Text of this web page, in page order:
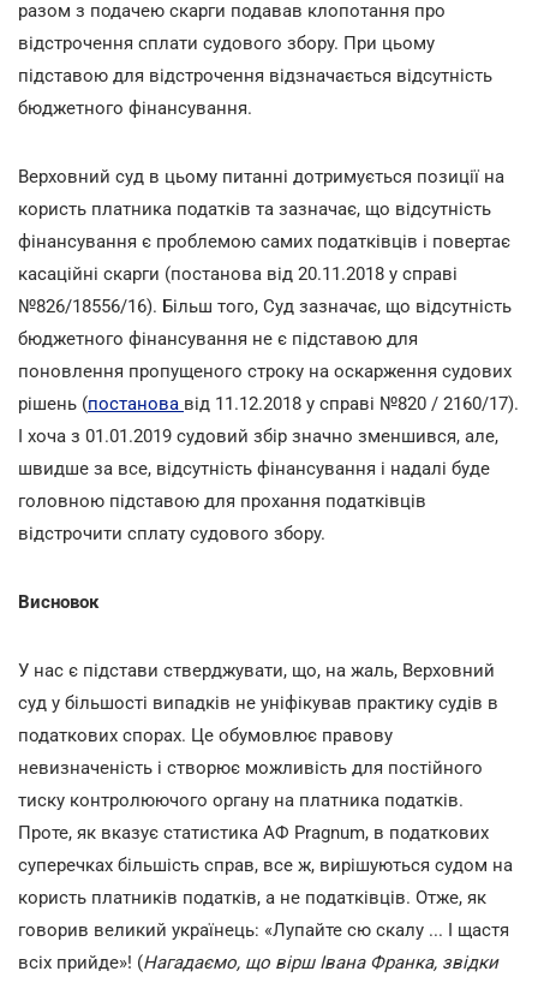
разом з подачею скарги подавав клопотання про
відстрочення сплати судового збору. При цьому
підставою для відстрочення відзначається відсутність
бюджетного фінансування.
Верховний суд в цьому питанні дотримується позиції на
користь платника податків та зазначає, що відсутність
фінансування є проблемою самих податківців і повертає
касаційні скарги (постанова від 20.11.2018 у справі
№826/18556/16). Більш того, Суд зазначає, що відсутність
бюджетного фінансування не є підставою для
поновлення пропущеного строку на оскарження судових
рішень (постанова від 11.12.2018 у справі №820 / 2160/17).
І хоча з 01.01.2019 судовий збір значно зменшився, але,
швидше за все, відсутність фінансування і надалі буде
головною підставою для прохання податківців
відстрочити сплату судового збору.
Висновок
У нас є підстави стверджувати, що, на жаль, Верховний
суд у більшості випадків не уніфікував практику судів в
податкових спорах. Це обумовлює правову
невизначеність і створює можливість для постійного
тиску контролюючого органу на платника податків.
Проте, як вказує статистика АФ Pragnum, в податкових
суперечках більшість справ, все ж, вирішуються судом на
користь платників податків, а не податківців. Отже, як
говорив великий українець: «Лупайте сю скалу ... І щастя
всiх прийде»! (Нагадаємо, що вірш Івана Франка, звідки